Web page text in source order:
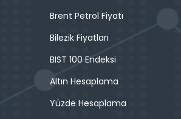
Brent Petrol Fiyatı
Bilezik Fiyatları
BIST 100 Endeksi
Altın Hesaplama
Yüzde Hesaplama